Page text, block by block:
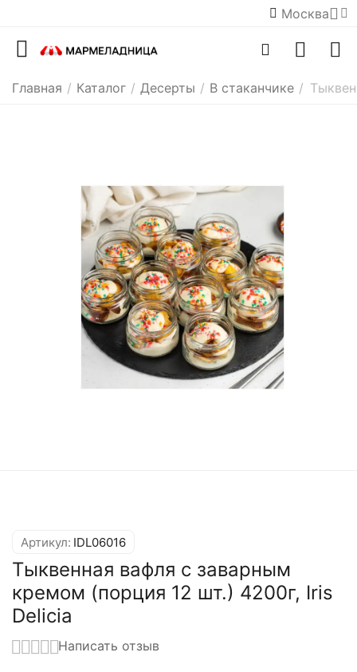
Москва
Главная / Каталог / Десерты / В стаканчике /
Артикул: IDL06016
Тыквенная вафля с заварным
кремом (порция 12 шт.) 4200г, Iris
Delicia
Написать отзыв